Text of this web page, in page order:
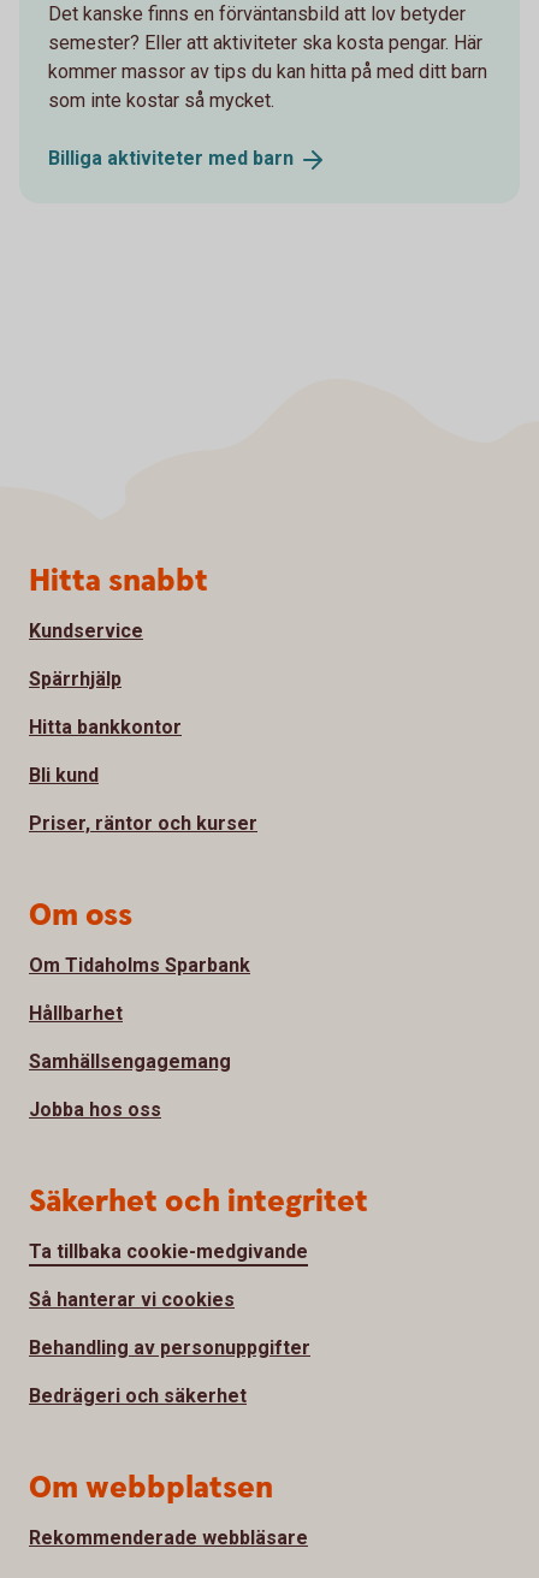
Det kanske finns en förväntansbild att lov betyder
semester? Eller att aktiviteter ska kosta pengar. Här
kommer massor av tips du kan hitta på med ditt barn
som inte kostar så mycket.
Billiga aktiviteter med barn
Sidfot
Hitta snabbt
Kundservice
Spärrhjälp
Hitta bankkontor
Bli kund
Priser, räntor och kurser
Om oss
Om Tidaholms Sparbank
Hållbarhet
Samhällsengagemang
Jobba hos oss
Säkerhet och integritet
Ta tillbaka cookie-medgivande
Så hanterar vi cookies
Behandling av personuppgifter
Bedrägeri och säkerhet
Om webbplatsen
Rekommenderade webbläsare